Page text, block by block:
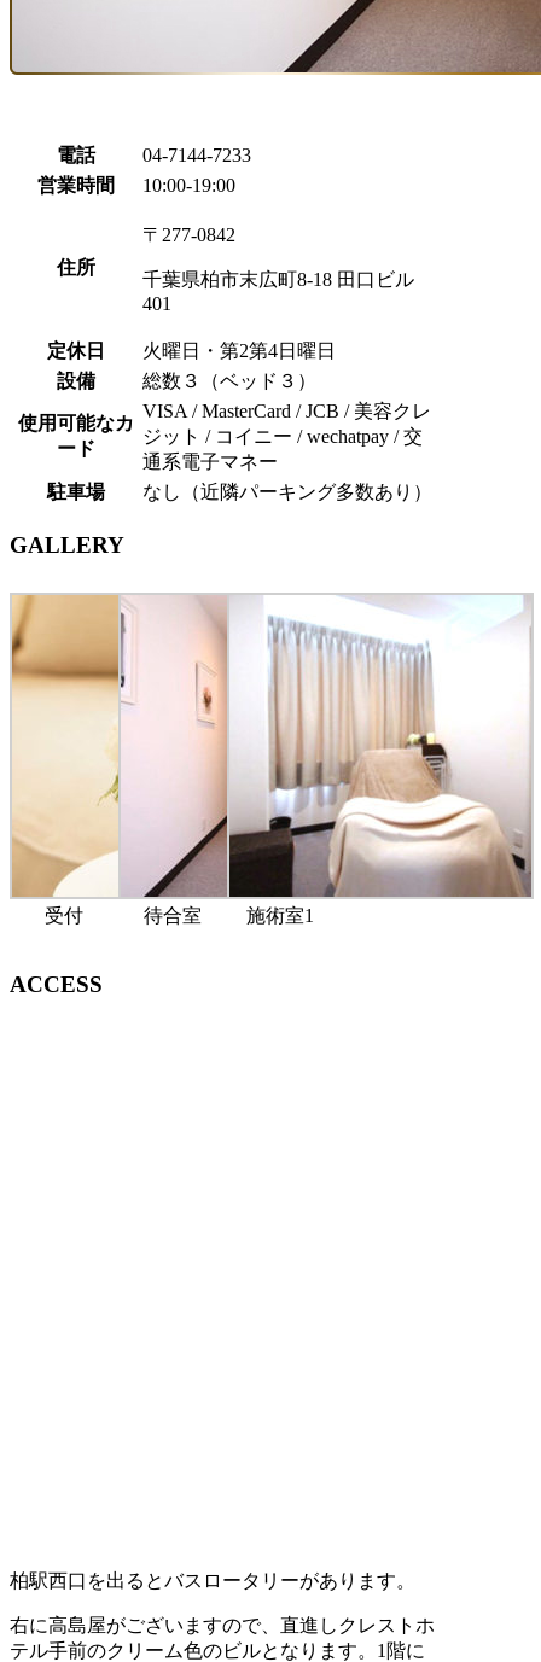
電話
04-7144-7233
営業時間
10:00-19:00
住所
〒277-0842
千葉県柏市末広町8-18 田口ビル
401
定休日
火曜日・第2第4日曜日
設備
総数３（ベッド３）
使用可能なカ
ード
VISA / MasterCard / JCB / 美容クレ
ジット / コイニー / wechatpay /交
通系電子マネー
駐車場
なし（近隣パーキング多数あり）
GALLERY
受付 待合室 施術室1
ACCESS
柏駅西口を出るとバスロータリーがあります。
右に高島屋がございますので、直進しクレストホ
テル手前のクリーム色のビルとなります。1階に